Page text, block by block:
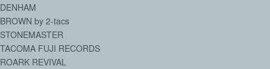
DENHAM
BROWN by 2-tacs
STONEMASTER
TACOMA FUJI RECORDS
ROARK REVIVAL